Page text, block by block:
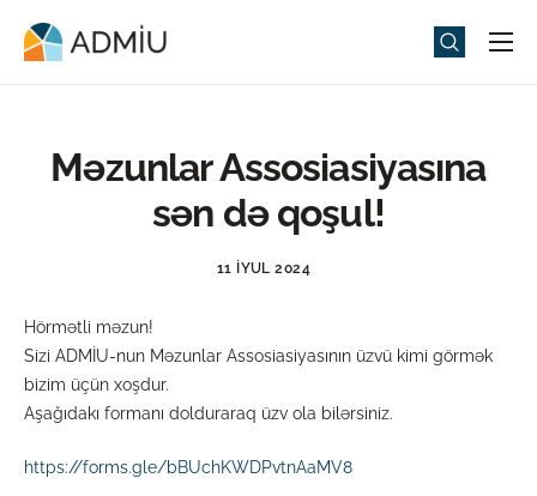
Universitet
Media
Universitet həyatı
ADMIU Sİ
Məzunlar Assosiasiyasına
sən də qoşul!
11 İYUL 2024
Hörmətli məzun!
Sizi ADMİU-nun Məzunlar Assosiasiyasının üzvü kimi görmək
bizim üçün xoşdur.
Aşağıdakı formanı dolduraraq üzv ola bilərsiniz.
https://forms.gle/bBUchKWDPvtnAaMV8